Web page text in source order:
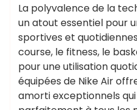
La polyvalence de la
un atout essentiel pour
sportives et
course, le fitness, le
pour une utilisation
équipées de Nike Air
amorti exceptionnels